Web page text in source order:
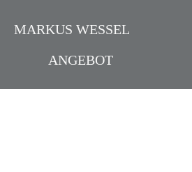
MARKUS WESSEL
ANGEBOT